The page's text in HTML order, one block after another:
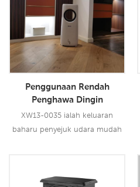
Penggunaan Rendah
Penghawa Dingin
Penyejatan Mudah Alih
Pengeluar Penyejuk
XW13-0035 ialah keluaran
baharu penyejuk udara mudah
Baca Lebih Lanjut